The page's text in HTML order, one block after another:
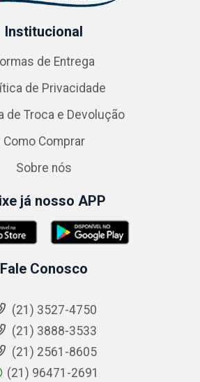
Institucional
de Entrega
de Privacidade
de Troca e Devolução
Como Comprar
Sobre nós
já nosso APP
Fale Conosco
(21) 3527-4750
(21) 3888-3533
(21) 2561-8605
(21) 96471-2691